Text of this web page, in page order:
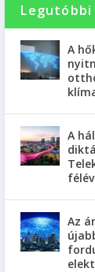
A
A
Az